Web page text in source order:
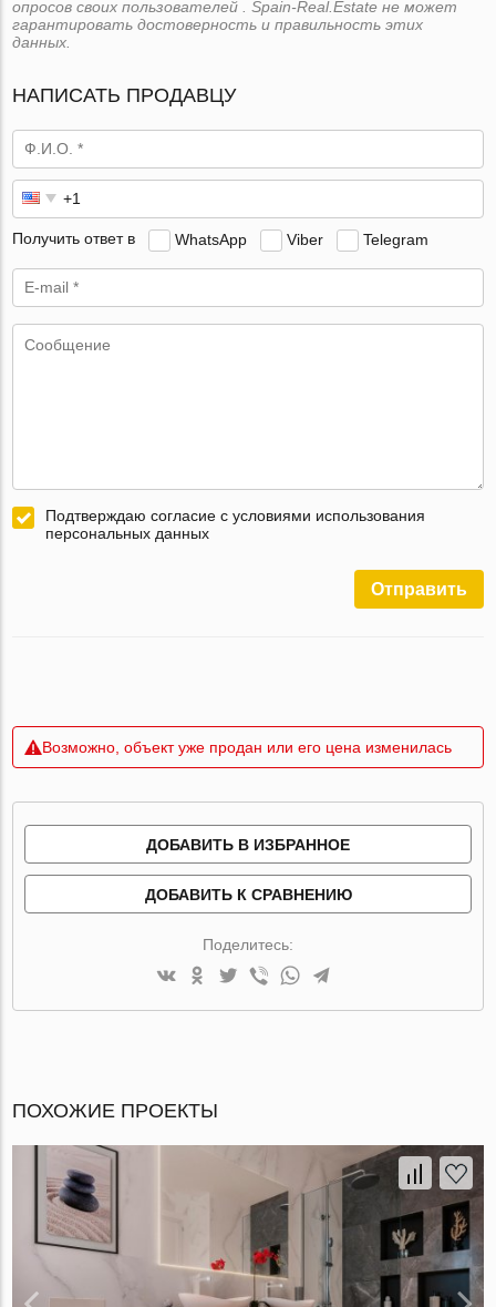
опросов своих пользователей . Spain-Real.Estate не может
гарантировать достоверность и правильность этих
данных.
НАПИСАТЬ ПРОДАВЦУ
Получить ответ в WhatsApp Viber Telegram
Подтверждаю согласие с условиями использования
персональных данных
Отправить
Возможно, объект уже продан или его цена изменилась
ДОБАВИТЬ В ИЗБРАННОЕ
ДОБАВИТЬ К СРАВНЕНИЮ
Поделитесь:
ПОХОЖИЕ ПРОЕКТЫ